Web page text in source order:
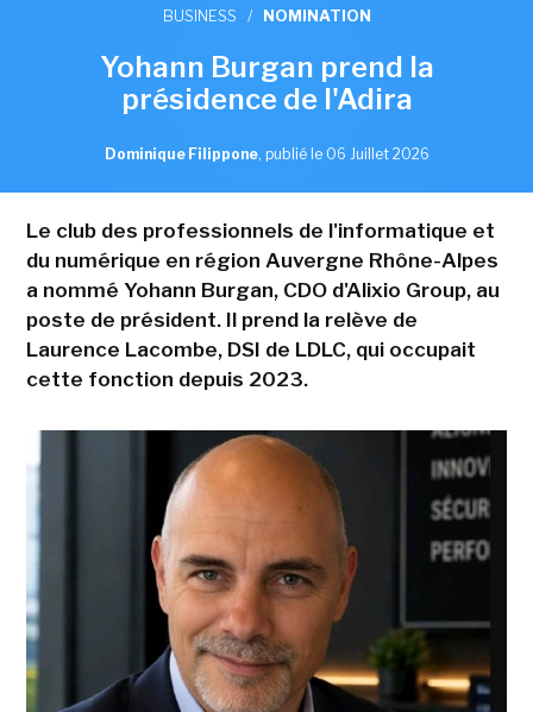
BUSINESS / NOMINATION
Yohann Burgan prend la
présidence de l'Adira
Dominique Filippone, publié le 06 Juillet 2026
Le club des professionnels de l'informatique et
du numérique en région Auvergne Rhône-Alpes
a nommé Yohann Burgan, CDO d'Alixio Group, au
poste de président. Il prend la relève de
Laurence Lacombe, DSI de LDLC, qui occupait
cette fonction depuis 2023.